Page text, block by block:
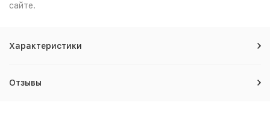
сайте.
Характеристики
Отзывы